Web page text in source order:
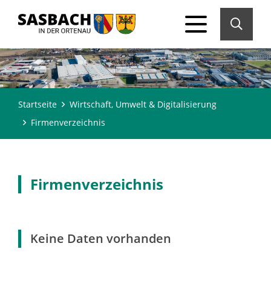
Startseite
Wirtschaft, Umwelt & Digitalisierung
Firmenverzeichnis
Firmenverzeichnis
Keine Daten vorhanden